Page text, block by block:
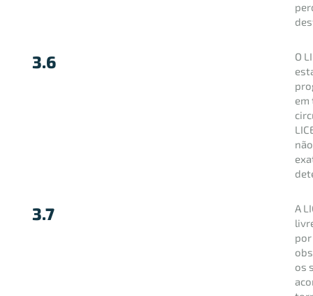
3.6
O
em
3.7
A
os